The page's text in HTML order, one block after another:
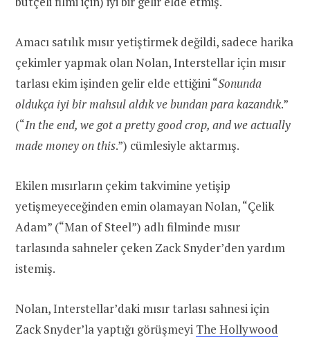
Amacı satılık mısır yetiştirmek değildi, sadece harika
çekimler yapmak olan Nolan, Interstellar için mısır
tarlası ekim işinden gelir elde ettiğini “Sonunda
oldukça iyi bir mahsul aldık ve bundan para kazandık.”
(“In the end, we got a pretty good crop, and we actually
made money on this.”) cümlesiyle aktarmış.
Ekilen mısırların çekim takvimine yetişip
yetişmeyeceğinden emin olamayan Nolan, “Çelik
Adam” (“Man of Steel”) adlı filminde mısır
tarlasında sahneler çeken Zack Snyder’den yardım
istemiş.
Nolan, Interstellar’daki mısır tarlası sahnesi için
Zack Snyder’la yaptığı görüşmeyi The Hollywood